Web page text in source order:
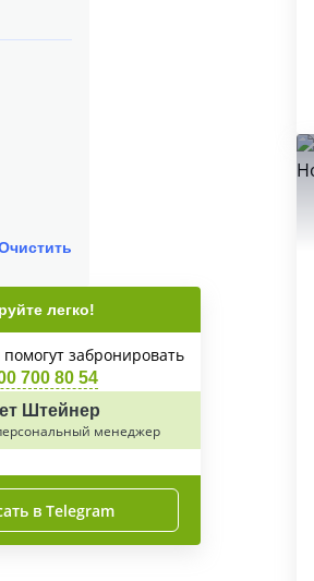
легко!
забронировать
700 80 54
Штейнер
менеджер
в Telegram